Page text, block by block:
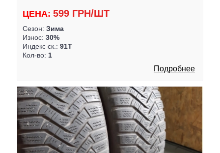
ЦЕНА: 599 ГРН/ШТ
Сезон: Зима
Износ: 30%
Индекс ск.: 91T
Кол-во: 1
Подробнее